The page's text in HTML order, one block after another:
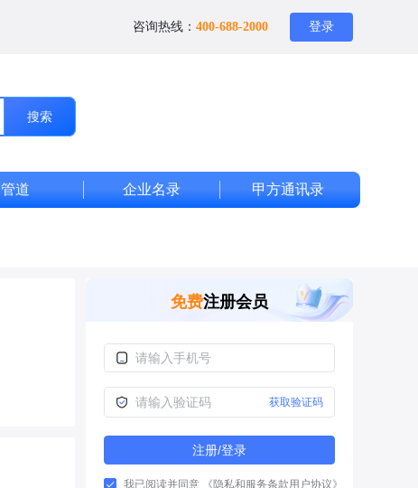
咨询热线： 400-688-2000 登录
搜索
管道 企业名录 甲方通讯录
免费注册会员
获取验证码
注册/登录
我已阅读并同意 《隐私和服务条款用户协议》